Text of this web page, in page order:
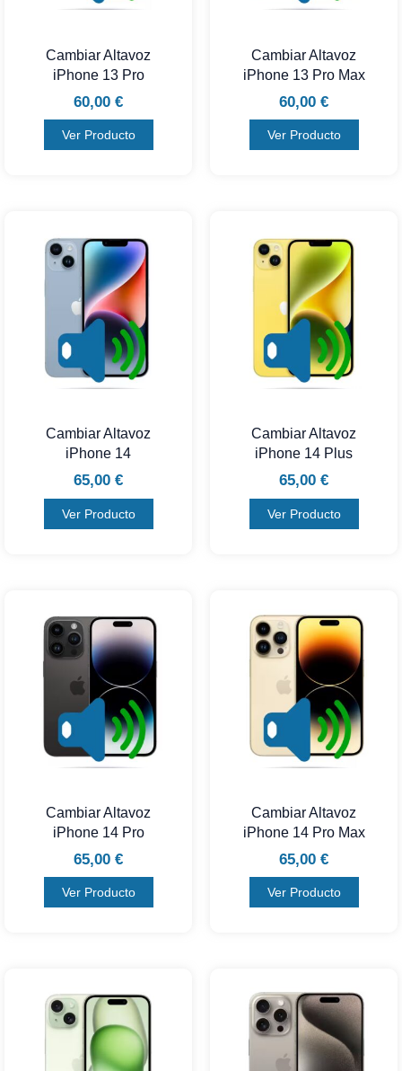
Cambiar Altavoz
iPhone 13 Pro
60,00 €
Ver Producto
Cambiar Altavoz
iPhone 13 Pro Max
60,00 €
Ver Producto
Cambiar Altavoz
iPhone 14
65,00 €
Ver Producto
Cambiar Altavoz
iPhone 14 Plus
65,00 €
Ver Producto
Cambiar Altavoz
iPhone 14 Pro
65,00 €
Ver Producto
Cambiar Altavoz
iPhone 14 Pro Max
65,00 €
Ver Producto